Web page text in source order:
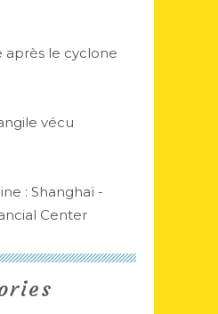
après le cyclone
vécu
: Shanghaï -
Center